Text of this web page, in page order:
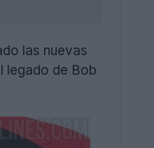
las nuevas
legado de Bob